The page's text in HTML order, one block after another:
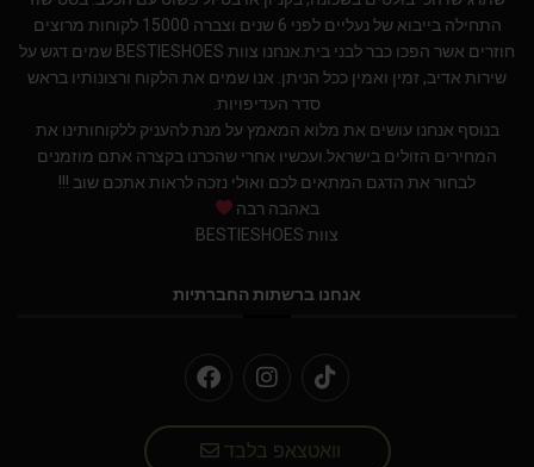
התחילה בייבוא של נעליים לפני 6 שנים וצברה 15000 לקוחות מרוצים
חוזרים אשר הפכו כבר לבני בית.אנחנו צוות BESTIESHOES שמים דגש על
שירות אדיב, זמין ואמין ככל הניתן. אנו שמים את הלקוח ורצונותיו בראש
סדר העדיפויות.
בנוסף אנחנו עושים את מלוא המאמץ על מנת להעניק ללקוחותינו את
המחירים הזולים בישראל.ועכשיו אחרי שהכרנו בקצרה אתם מוזמנים
לבחור את הדגם המתאים לכם ואולי נזכה לראות אתכם שוב !!!
באהבה רבה
צוות BESTIESHOES
אנחנו ברשתות החברתיות
וואטצאפ בלבד